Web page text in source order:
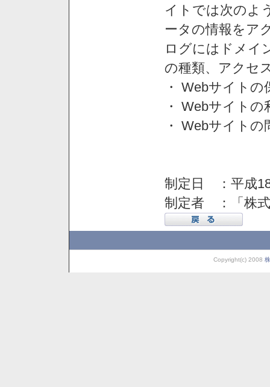
イトでは次のよ
ータの情報をア
ログにはドメイ
の種類、アクセ
・ Webサイトの
・ Webサイト
・ Webサイト
制定日 ：平成
制定者 ：「株
Copyright(c) 2008